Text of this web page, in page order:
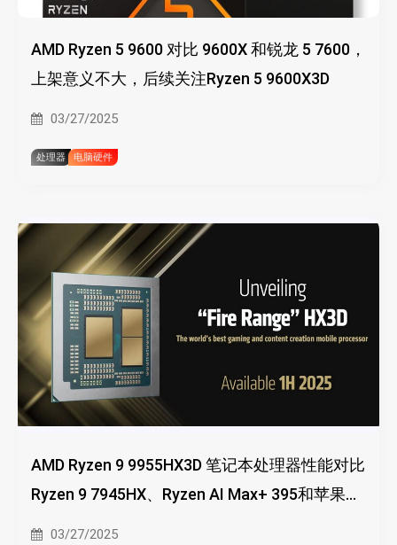
AMD Ryzen 5 9600 对比 9600X 和锐龙 5 7600，
上架意义不大，后续关注Ryzen 5 9600X3D
03/27/2025
处理器 电脑硬件
AMD Ryzen 9 9955HX3D 笔记本处理器性能对比
Ryzen 9 7945HX、Ryzen AI Max+ 395和苹果
M3 Max
03/27/2025